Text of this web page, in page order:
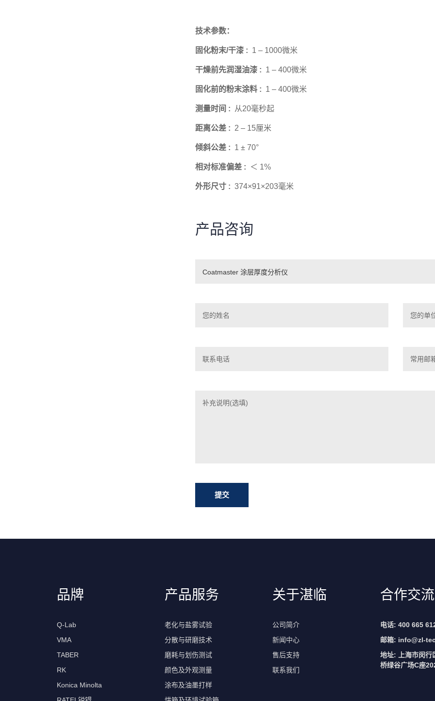
技术参数：
固化粉末/干漆 : 1 – 1000微米
干燥前先润湿油漆 : 1 – 400微米
固化前的粉末涂料 : 1 – 400微米
测量时间 : 从20毫秒起
距离公差 : 2 – 15厘米
倾斜公差 : 1 ± 70°
相对标准偏差 : ＜ 1%
外形尺寸 : 374×91×203毫米
产品咨询
品牌
Q-Lab
VMA
TABER
RK
Konica Minolta
产品服务
老化与盐雾试验
分散与研磨技术
磨耗与划伤测试
颜色及外观测量
涂布及油墨打样
关于湛临
公司简介
新闻中心
售后支持
联系我们
合作交流
电话: 400 665
邮箱: info@zl-
地址: 上海市闵行
桥绿谷广场C座